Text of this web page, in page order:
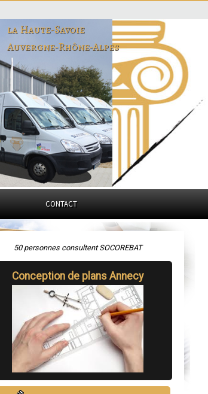
la Haute-Savoie
Auvergne-Rhône-Alpes
CONTACT
50 personnes consultent SOCOREBAT
Conception de plans Annecy